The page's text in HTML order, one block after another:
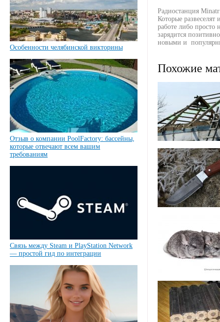
Особенности челябинской викторины
Отзыв о компании PoolFactory: бассейны,
которые отвечают всем вашим
требованиям
Связь между Steam и PlayStation Network
— простой гид по интеграции
Радиостанция
Которые
работе либо просто
зарядится
новыми и
Похожие